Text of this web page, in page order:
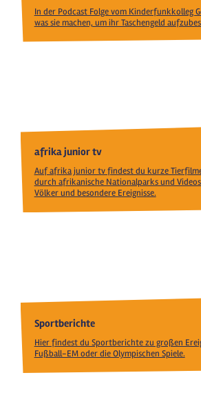
In der Podcast Folge vom Kinderfunkkolleg
was sie machen, um ihr Taschengeld
afrika junior tv
Auf afrika junior tv findest du kurze
durch afrikanische Nationalparks und
Völker und besondere Ereignisse.
Sportberichte
Hier findest du Sportberichte zu großen
Fußball-EM oder die Olympischen Spiele.